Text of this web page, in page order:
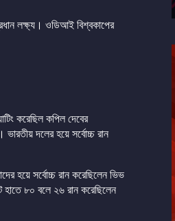
লক্ষ্য। ওডিআই বিশ্বকাপের
করেছিল কপিল দেবের
দলের হয়ে সর্বোচ্চ রান
হয়ে সর্বোচ্চ রান করেছিলেন ভিভ
হাতে ৮০ বলে ২৬ রান করেছিলেন